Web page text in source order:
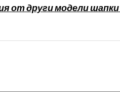
от други модели